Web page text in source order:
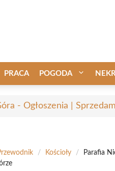
PRACA POGODA
- Ogłoszenia |
/ Kościoły /
Parafia